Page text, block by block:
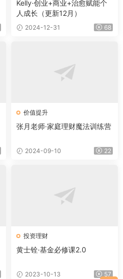
Kelly·创业+商业+治愈赋能个
人成长（更新12月）
2024-12-31 68
价值提升
张月老师·家庭理财魔法训练营
2024-09-10 22
投资理财
黄士铨·基金必修课2.0
2023-10-13 57